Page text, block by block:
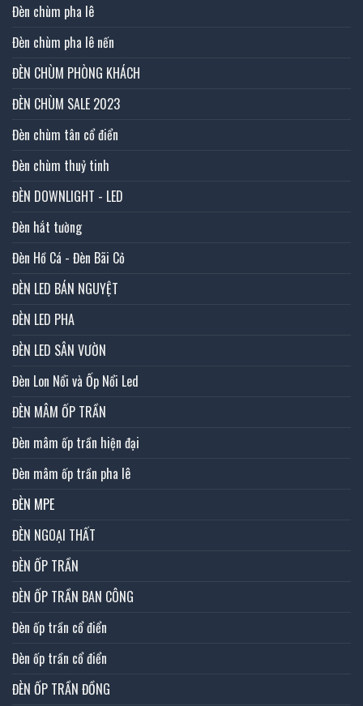
Đèn chùm pha lê
Đèn chùm pha lê nến
ĐÈN CHÙM PHÒNG KHÁCH
ĐÈN CHÙM SALE 2023
Đèn chùm tân cổ điển
Đèn chùm thuỷ tinh
ĐÈN DOWNLIGHT - LED
Đèn hắt tường
Đèn Hồ Cá - Đèn Bãi Cỏ
ĐÈN LED BÁN NGUYỆT
ĐÈN LED PHA
ĐÈN LED SÂN VƯỜN
Đèn Lon Nổi và Ốp Nổi Led
ĐÈN MÂM ỐP TRẦN
Đèn mâm ốp trần hiện đại
Đèn mâm ốp trần pha lê
ĐÈN MPE
ĐÈN NGOẠI THẤT
ĐÈN ỐP TRẦN
ĐÈN ỐP TRẦN BAN CÔNG
Đèn ốp trần cổ điển
Đèn ốp trần cổ điển
ĐÈN ỐP TRẦN ĐỒNG